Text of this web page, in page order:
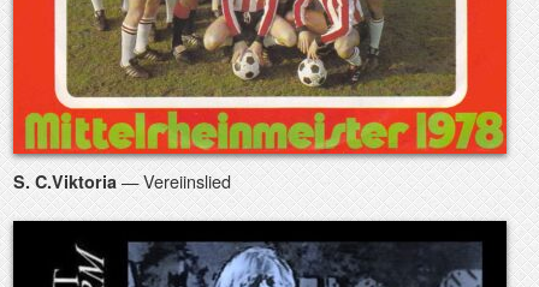
S. C.Viktoria— Vereiinslied